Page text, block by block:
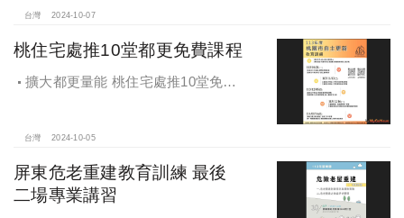
台灣 2024-10-07
桃住宅處推10堂都更免費課程
擴大都更量能 桃住宅處推10堂免費
台灣 2024-10-05
屏東危老重建教育訓練 最後
二場專業講習